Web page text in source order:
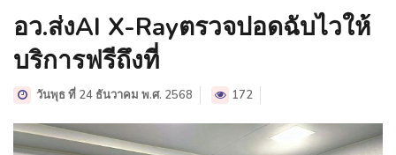
อว.ส่งAI X-Rayตรวจปอดฉับไวให้
บริการฟรีถึงที่
วันพุธ ที่ 24 ธันวาคม พ.ศ. 2568 172